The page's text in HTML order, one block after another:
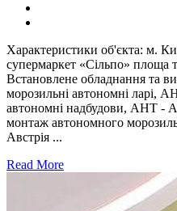
Характеристики об'єкта: м.
супермаркет «Сільпо» площа
Встановлене обладнання та
морозильні автономні ларі,
автономні надбудови, AHT -
монтаж автономного
Австрія ...
Read More